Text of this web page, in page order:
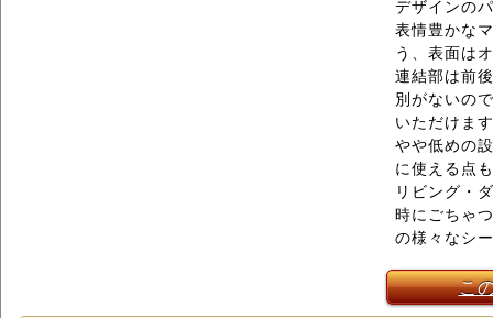
デザインの
表情豊かな
う、表面は
連結部は前
別がないの
いただけま
やや低めの
に使える点
リビング・
時にごちゃ
の様々なシ
こ